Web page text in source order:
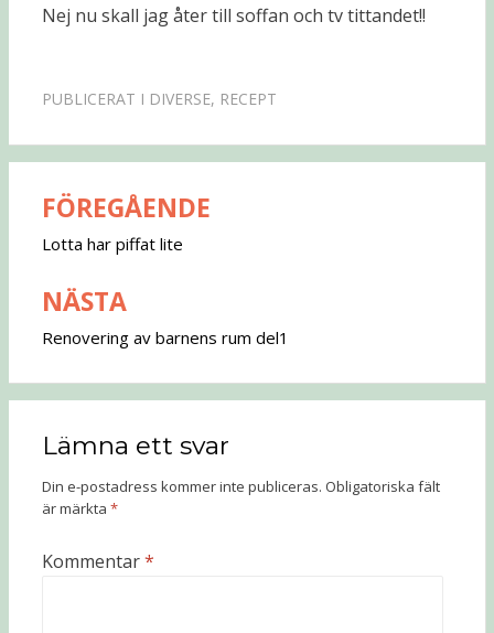
Nej nu skall jag åter till soffan och tv tittandet!!
PUBLICERAT I DIVERSE, RECEPT
Inläggsnavigering
FÖREGÅENDE
Lotta har piffat lite
NÄSTA
Renovering av barnens rum del1
Lämna ett svar
Din e-postadress kommer inte publiceras. Obligatoriska fält
är märkta *
Kommentar*